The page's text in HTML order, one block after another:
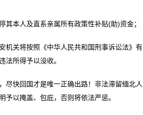
本人及直系亲属所有政策性补贴(助)资金；
关将按照《中华人民共和国刑事诉讼法》有
法所得予以没收。
快回国才是唯一正确出路！非法滞留缅北人
予以掩盖、包庇，否则将依法严惩。